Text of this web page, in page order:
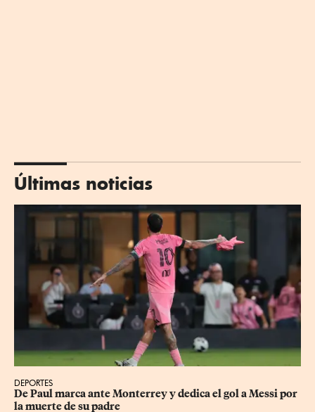
Últimas noticias
DEPORTES
De Paul marca ante Monterrey y dedica el gol a Messi por
la muerte de su padre